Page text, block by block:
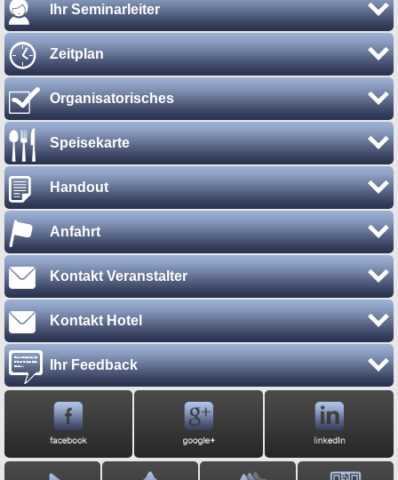
Ihr Seminarleiter
Zeitplan
Organisatorisches
Speisekarte
Handout
Anfahrt
Kontakt Veranstalter
Kontakt Hotel
Ihr Feedback